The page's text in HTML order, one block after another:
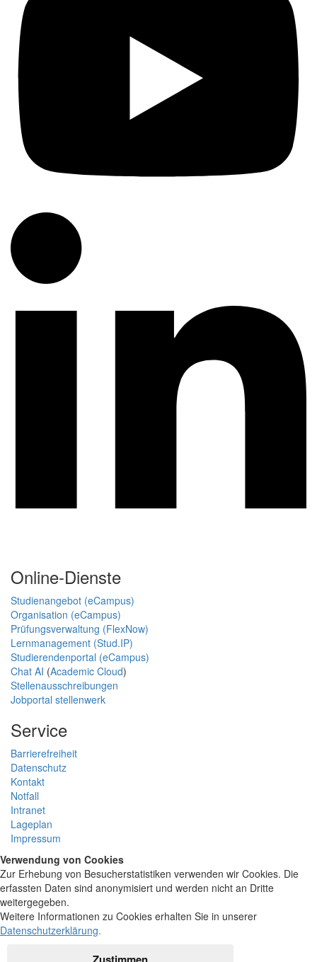
Online-Dienste
Studienangebot (eCampus)
Organisation (eCampus)
Prüfungsverwaltung (FlexNow)
Lernmanagement (Stud.IP)
Studierendenportal (eCampus)
Chat AI (Academic Cloud)
Stellenausschreibungen
Jobportal stellenwerk
Service
Barrierefreiheit
Datenschutz
Kontakt
Notfall
Intranet
Lageplan
Impressum
Verwendung von Cookies
Zur Erhebung von Besucherstatistiken verwenden wir Cookies. Die
erfassten Daten sind anonymisiert und werden nicht an Dritte
weitergegeben.
Weitere Informationen zu Cookies erhalten Sie in unserer
Datenschutzerklärung.
Zustimmen